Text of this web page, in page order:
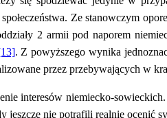
Ze stanowczym
2 armii pod naporem
. Z powyższego wynika
przez przebywających w
interesów niemiecko-
nie potrafili realnie ocenić